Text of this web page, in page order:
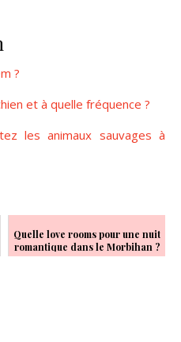
?
et à quelle fréquence ?
les animaux sauvages à
Quelle love rooms pour une nuit
romantique dans le Morbihan ?